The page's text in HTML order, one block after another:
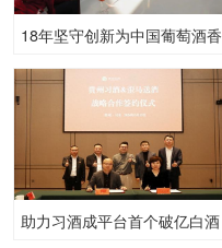
18年坚守创新为中国葡萄酒香
飘更远
助力习酒成平台首个破亿白酒